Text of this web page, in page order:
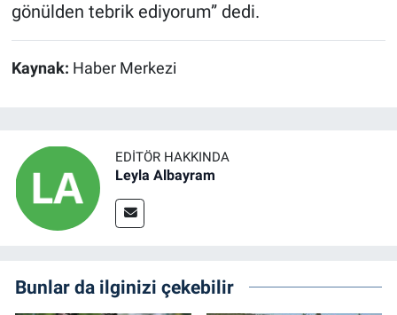
gönülden tebrik ediyorum” dedi.
Kaynak: Haber Merkezi
EDITÖR HAKKINDA
Leyla Albayram
Bunlar da ilginizi çekebilir